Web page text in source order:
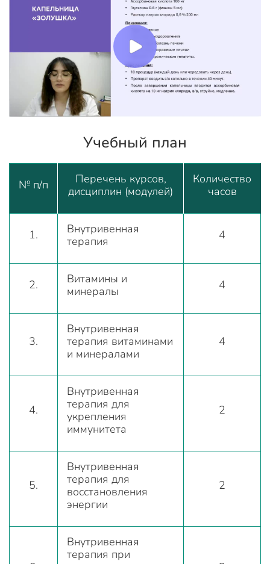
Учебный план
№ п/п
Перечень курсов,
дисциплин (модулей)
Количество
часов
1.
Внутривенная
терапия
4
2.
Витамины и
минералы
4
3.
Внутривенная
терапия витаминами
и минералами
4
4.
Внутривенная
терапия для
укрепления
иммунитета
2
5.
Внутривенная
терапия для
восстановления
энергии
2
Внутривенная
терапия при